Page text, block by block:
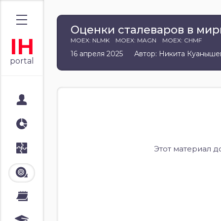
IH
portal
Лента
Оценки сталеваров в
MOEX: NLMK MOEX: MAGN MOEX: CHMF
16 апреля 2025 Автор: Никита
Этот материал